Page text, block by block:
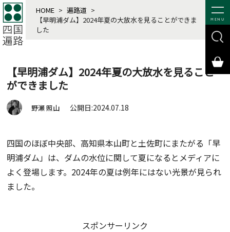
MENU
HOME > 遍路道 >
【早明浦ダム】2024年夏の大放水を見ることができま
した
【早明浦ダム】2024年夏の大放水を見ること
ができました
野瀬 照山 公開日:2024.07.18
四国のほぼ中央部、高知県本山町と土佐町にまたがる「早
明浦ダム」は、ダムの水位に関して夏になるとメディアに
よく登場します。2024年の夏は例年にはない光景が見られ
ました。
スポンサーリンク